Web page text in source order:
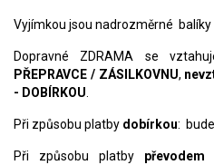
Vyjímkou jsou nadrozměrné balíky
Dopravné ZDRAMA se
PŘEPRAVCE / ZÁSILKOVNU,
- DOBÍRKOU
Při způsobu platby dobírkou:
Při způsobu platby